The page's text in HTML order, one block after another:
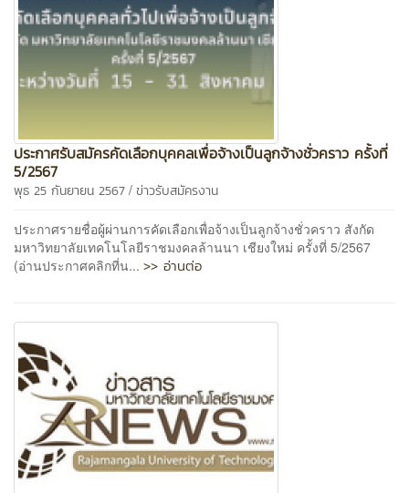
ประกาศรับสมัครคัดเลือกบุคคลเพื่อจ้างเป็นลูกจ้างชั่วคราว ครั้งที่
5/2567
พุธ 25 กันยายน 2567 / ข่าวรับสมัครงาน
ประกาศรายชื่อผู้ผ่านการคัดเลือกเพื่อจ้างเป็นลูกจ้างชั่วคราว สังกัด
มหาวิทยาลัยเทคโนโลยีราชมงคลล้านนา เชียงใหม่ ครั้งที่ 5/2567
(อ่านประกาศคลิกที่น... >> อ่านต่อ